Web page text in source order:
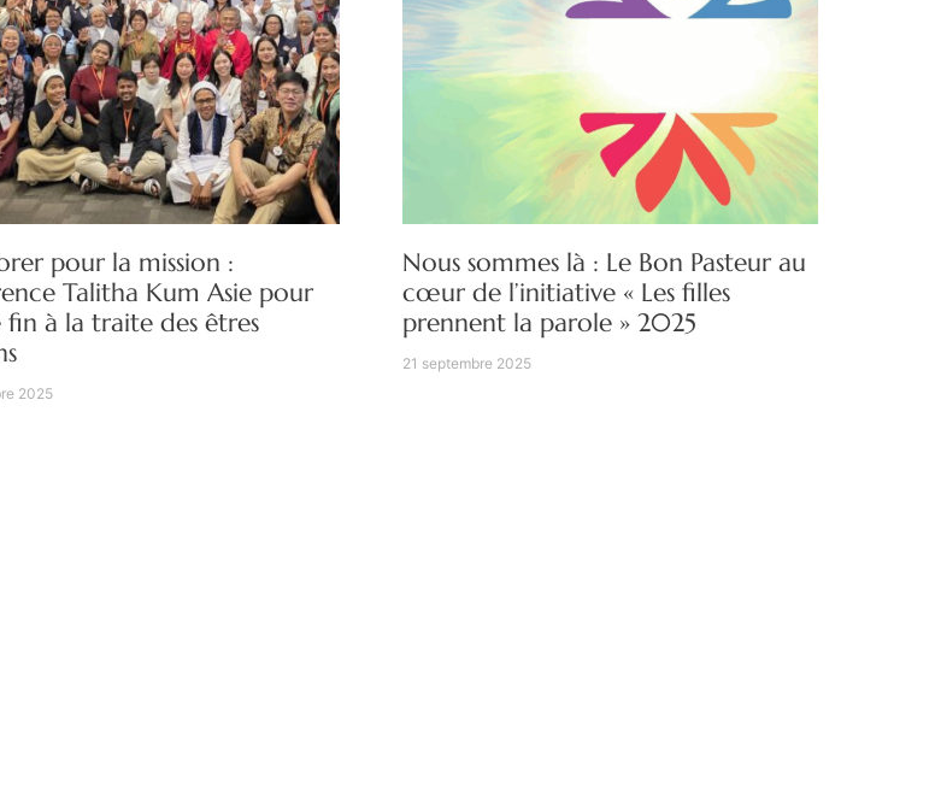
pour la mission :
Talitha Kum Asie pour
à la traite des êtres
2025
Nous sommes là : Le Bon Pasteur au
cœur de l’initiative « Les filles
prennent la parole » 2025
21 septembre 2025